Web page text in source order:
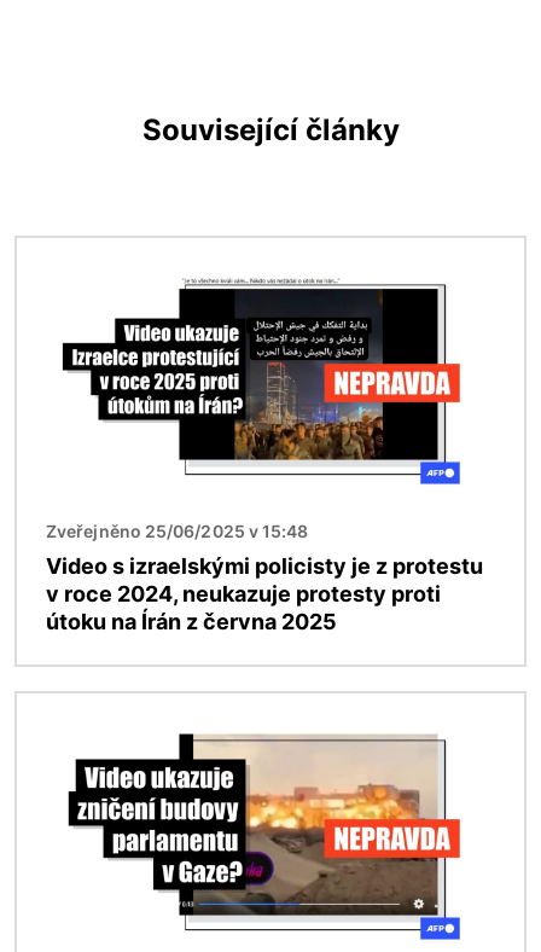
Související články
Zveřejněno 25/06/2025 v 15:48
Video s izraelskými policisty je z protestu
v roce 2024, neukazuje protesty proti
útoku na Írán z června 2025